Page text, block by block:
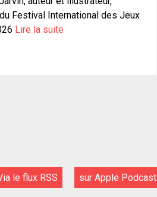
Festival International des Jeux
Lire la suite
le flux RSS sur Apple Podcast